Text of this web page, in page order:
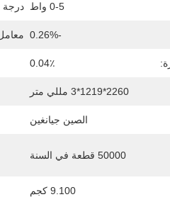
0-5 واط درجة
-0.26%
0.04٪
2260*1219*3 مللي متر
الصين جيانغين
50000 قطعة في السنة
9.100 كجم